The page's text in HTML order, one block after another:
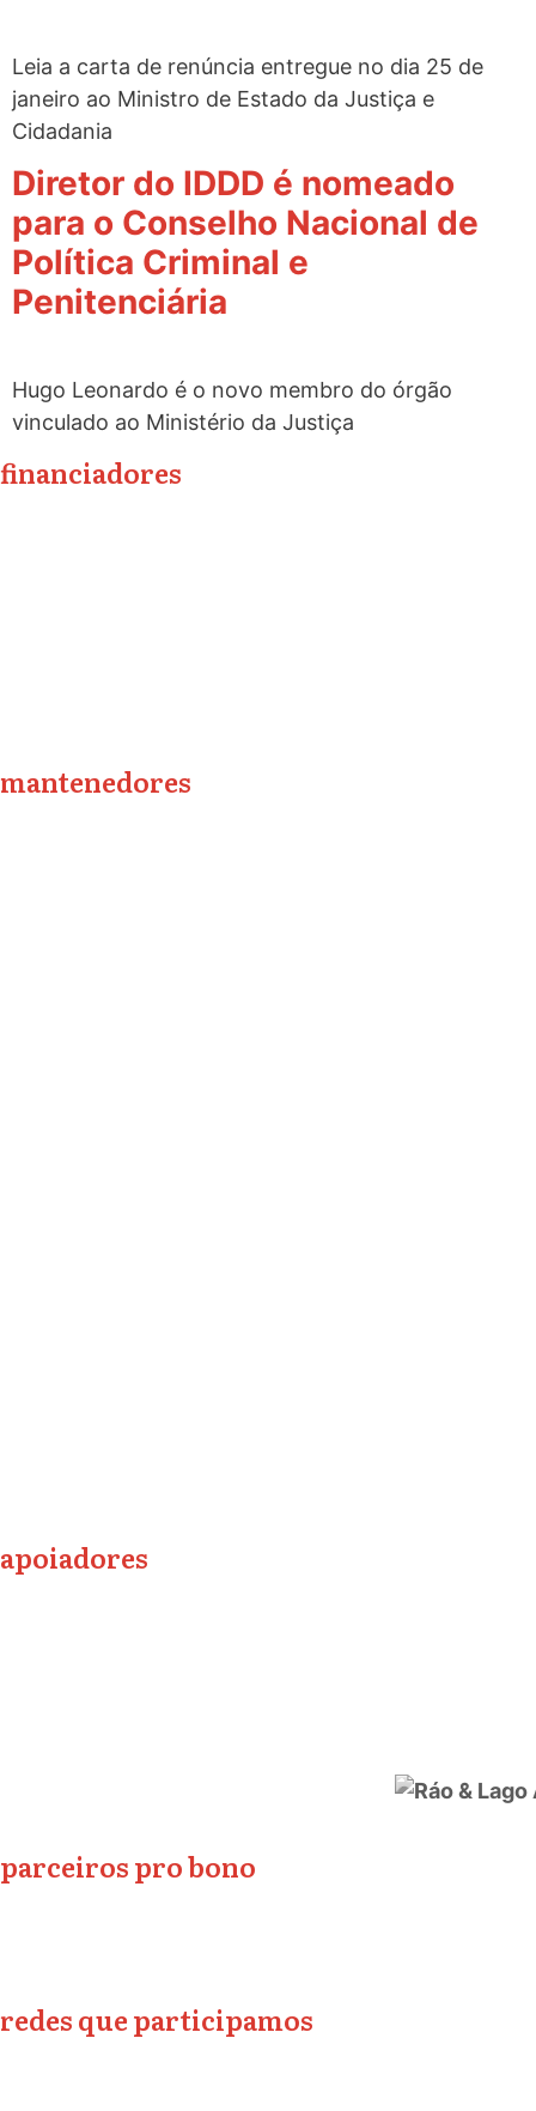
Leia a carta de renúncia entregue no dia 25 de
janeiro ao Ministro de Estado da Justiça e
Cidadania
Diretor do IDDD é nomeado
para o Conselho Nacional de
Política Criminal e
Penitenciária
Hugo Leonardo é o novo membro do órgão
vinculado ao Ministério da Justiça
financiadores
mantenedores
apoiadores
parceiros pro bono
redes que participamos